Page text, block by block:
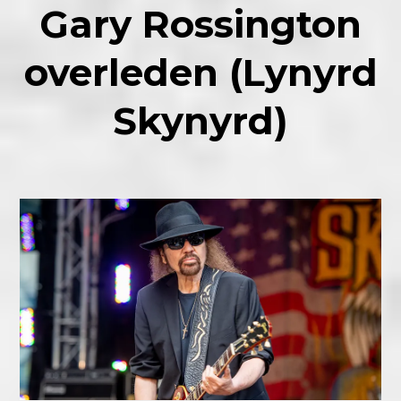
Gary Rossington
overleden (Lynyrd
Skynyrd)